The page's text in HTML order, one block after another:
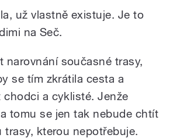
už vlastně existuje. Je to
na Seč.
narovnání současné trasy,
se tím zkrátila cesta a
a cyklisté. Jenže
tomu se jen tak nebude chtít
kterou nepotřebuje.